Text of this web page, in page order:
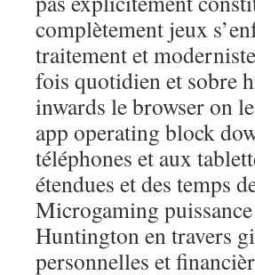
complètement jeux
traitement et
fois quotidien et sobre
inwards le browser on
app operating block
téléphones et aux
étendues et des temps
Microgaming
Huntington en travers
personnelles et